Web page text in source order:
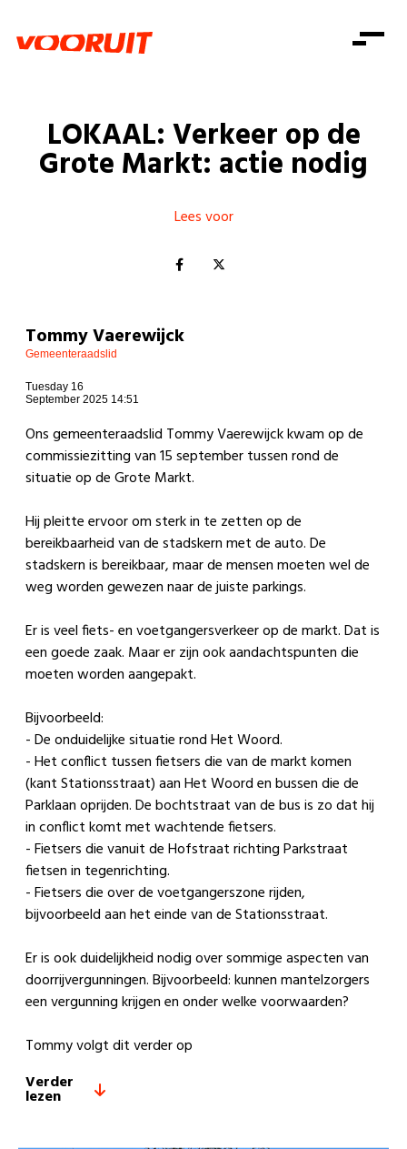
Zorg
Gelijke kansen
Welzijn
Consumentenbescherming
Kinderen en jongeren
Onze mensen
Standpunten
Vacatures
Doe mee
Doe mee
Word lid
Shop
Login
LOKAAL: Verkeer op de
Grote Markt: actie nodig
Lees voor
Tommy Vaerewijck
Gemeenteraadslid
Tuesday 16
September 2025 14:51
Ons gemeenteraadslid Tommy Vaerewijck kwam op de
commissiezitting van 15 september tussen rond de
situatie op de Grote Markt.
Hij pleitte ervoor om sterk in te zetten op de
bereikbaarheid van de stadskern met de auto. De
stadskern is bereikbaar, maar de mensen moeten wel de
weg worden gewezen naar de juiste parkings.
Er is veel fiets- en voetgangersverkeer op de markt. Dat is
een goede zaak. Maar er zijn ook aandachtspunten die
moeten worden aangepakt.
Bijvoorbeeld:
- De onduidelijke situatie rond Het Woord.
- Het conflict tussen fietsers die van de markt komen
(kant Stationsstraat) aan Het Woord en bussen die de
Parklaan oprijden. De bochtstraat van de bus is zo dat hij
in conflict komt met wachtende fietsers.
- Fietsers die vanuit de Hofstraat richting Parkstraat
fietsen in tegenrichting.
- Fietsers die over de voetgangerszone rijden,
bijvoorbeeld aan het einde van de Stationsstraat.
Er is ook duidelijkheid nodig over sommige aspecten van
doorrijvergunningen. Bijvoorbeeld: kunnen mantelzorgers
een vergunning krijgen en onder welke voorwaarden?
Tommy volgt dit verder op
Verder
lezen